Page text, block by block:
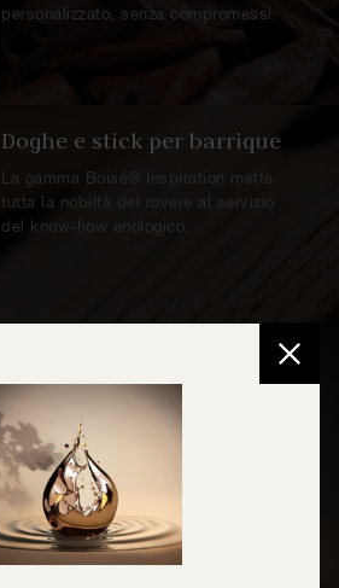
personalizzato, senza compromessi.
Doghe e stick per barrique
La gamma Boisé® Inspiration mette
tutta la nobiltà del rovere al servizio
del know-how enologico.
La purezza naturale della quercia e
del ciliegio in gocce, per: birra,
liquori* e bibite. Estratti di quercia
naturali prodotti in Francia. &nbsp;
*Secondo la normativa vigente
&nbsp;